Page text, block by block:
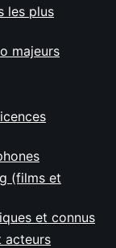
les plus
majeurs
(films et
et connus
acteurs